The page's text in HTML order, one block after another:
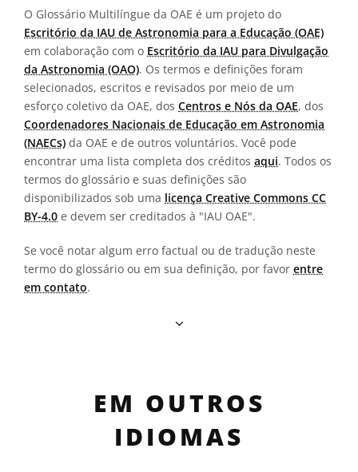
O Glossário Multilíngue da OAE é um projeto do
Escritório da IAU de Astronomia para a Educação (OAE)
em colaboração com o Escritório da IAU para Divulgação
da Astronomia (OAO). Os termos e definições foram
selecionados, escritos e revisados por meio de um
esforço coletivo da OAE, dos Centros e Nós da OAE, dos
Coordenadores Nacionais de Educação em Astronomia
(NAECs) da OAE e de outros voluntários. Você pode
encontrar uma lista completa dos créditos aqui. Todos os
termos do glossário e suas definições são
disponibilizados sob uma licença Creative Commons CC
BY-4.0 e devem ser creditados à "IAU OAE".
Se você notar algum erro factual ou de tradução neste
termo do glossário ou em sua definição, por favor entre
em contato.
EM OUTROS
IDIOMAS